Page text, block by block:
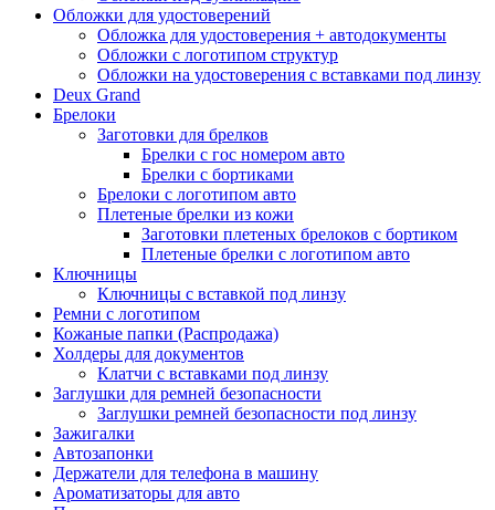
Обложки для удостоверений
Обложка для удостоверения + автодокументы
Обложки с логотипом структур
Обложки на удостоверения с вставками под линзу
Deux Grand
Брелоки
Заготовки для брелков
Брелки с гос номером авто
Брелки с бортиками
Брелоки с логотипом авто
Плетеные брелки из кожи
Заготовки плетеных брелоков с бортиком
Плетеные брелки с логотипом авто
Ключницы
Ключницы с вставкой под линзу
Ремни с логотипом
Кожаные папки (Распродажа)
Холдеры для документов
Клатчи с вставками под линзу
Заглушки для ремней безопасности
Заглушки ремней безопасности под линзу
Зажигалки
Автозапонки
Держатели для телефона в машину
Ароматизаторы для авто